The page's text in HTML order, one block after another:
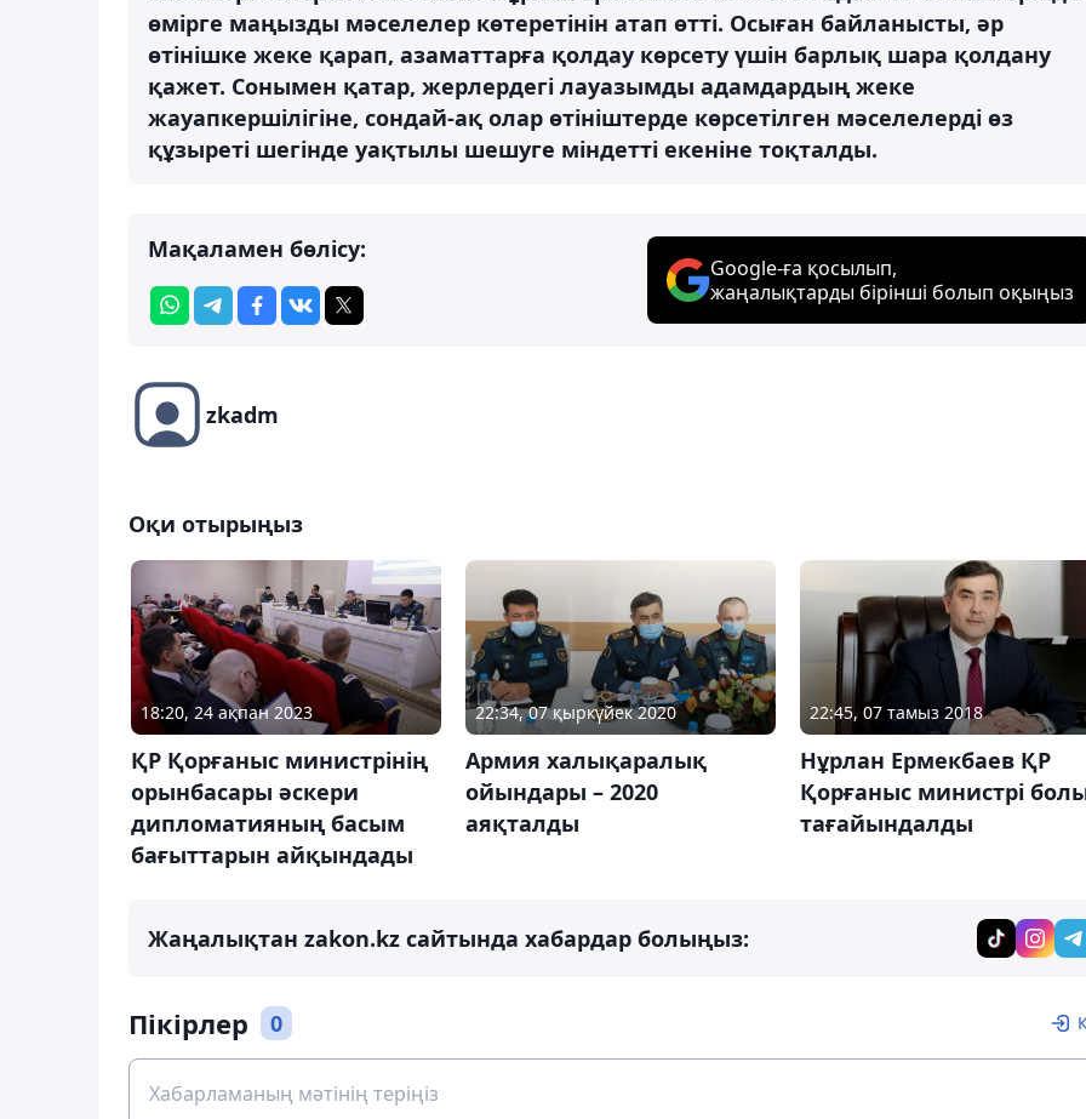
өмірге маңызды мәселелер көтеретінін атап өтті. Осыған байланысты, әр
өтінішке жеке қарап, азаматтарға қолдау көрсету үшін барлық шара қолдану
қажет. Сонымен қатар, жерлердегі лауазымды адамдардың жеке
жауапкершілігіне, сондай-ақ олар өтініштерде көрсетілген мәселелерді өз
құзыреті шегінде уақтылы шешуге міндетті екеніне тоқталды.
Мақаламен бөлісу:
Google-ға қосылып,
жаңалықтарды бірінші болып оқыңыз
zkadm
Оқи отырыңыз
18:20, 24 ақпан 2023
ҚР Қорғаныс министрінің
орынбасары әскери
дипломатияның басым
бағыттарын айқындады
22:34, 07 қыркүйек 2020
Армия халықаралық
ойындары – 2020
аяқталды
22:45, 07 тамыз 2018
Нұрлан Ермекбаев ҚР
Қорғаныс министрі
тағайындалды
Жаңалықтан zakon.kz сайтында хабардар болыңыз:
Пікірлер 0